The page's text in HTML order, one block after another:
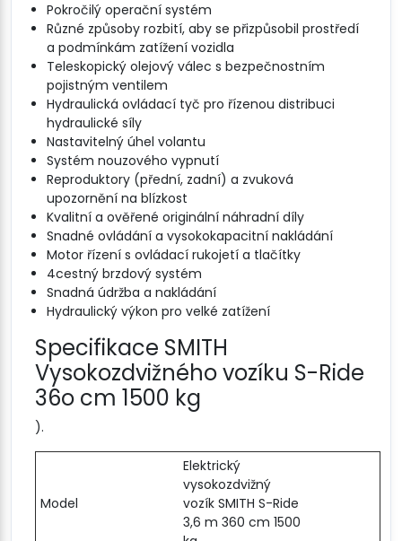
Pokročilý operační systém
Různé způsoby rozbití, aby se přizpůsobil prostředí
a podmínkám zatížení vozidla
Teleskopický olejový válec s bezpečnostním
pojistným ventilem
Hydraulická ovládací tyč pro řízenou distribuci
hydraulické síly
Nastavitelný úhel volantu
Systém nouzového vypnutí
Reproduktory (přední, zadní) a zvuková
upozornění na blízkost
Kvalitní a ověřené originální náhradní díly
Snadné ovládání a vysokokapacitní nakládání
Motor řízení s ovládací rukojetí a tlačítky
4cestný brzdový systém
Snadná údržba a nakládání
Hydraulický výkon pro velké zatížení
Specifikace SMITH
Vysokozdvižného vozíku S-Ride
36o cm 1500 kg
).
Model
Elektrický
vysokozdvižný
vozík SMITH S-Ride
3,6 m 360 cm 1500